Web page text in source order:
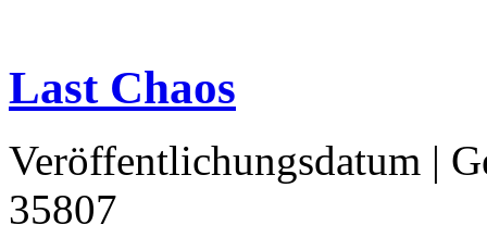
Last Chaos
Veröffentlichungsdatum |
35807